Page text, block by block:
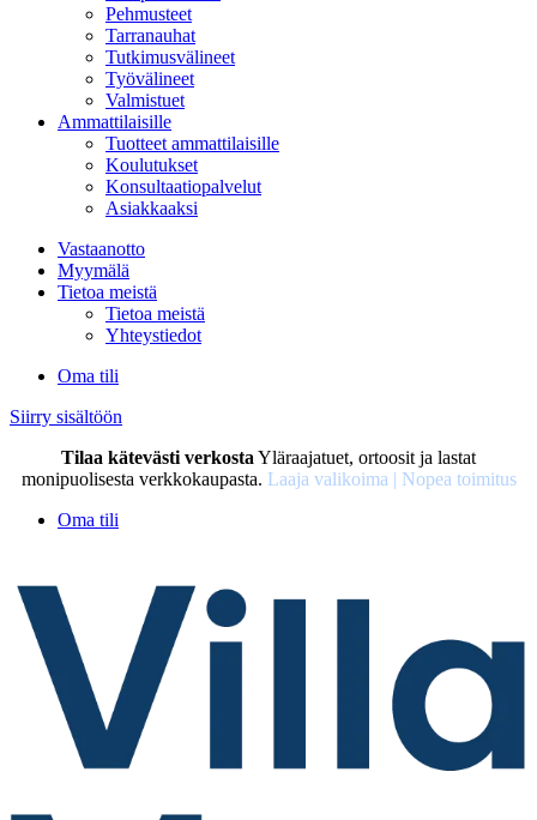
Pehmusteet
Tarranauhat
Tutkimusvälineet
Työvälineet
Valmistuet
Ammattilaisille
Tuotteet ammattilaisille
Koulutukset
Konsultaatiopalvelut
Asiakkaaksi
Vastaanotto
Myymälä
Tietoa meistä
Tietoa meistä
Yhteystiedot
Oma tili
Siirry sisältöön
Tilaa kätevästi verkosta Yläraajatuet, ortoosit ja lastat
monipuolisesta verkkokaupasta. Laaja valikoima | Nopea toimitus
Oma tili